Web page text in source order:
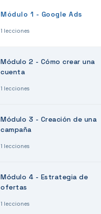
Módulo 1 - Google Ads
1 lecciones
Módulo 2 - Cómo crear una
cuenta
1 lecciones
Módulo 3 - Creación de una
campaña
1 lecciones
Módulo 4 - Estrategia de
ofertas
1 lecciones